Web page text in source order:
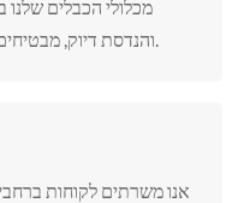
מכלולי הכבלים
והנדסת דיוק, מבטיחים ביצועים אמינים ועמידות לאורך זמן.
אנו משרתים לקוחות